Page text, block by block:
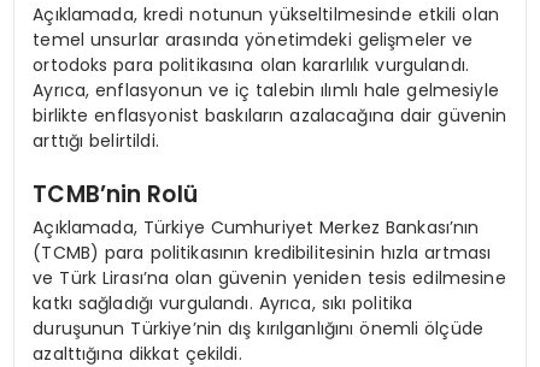
Açıklamada, kredi notunun yükseltilmesinde etkili olan
temel unsurlar arasında yönetimdeki gelişmeler ve
ortodoks para politikasına olan kararlılık vurgulandı.
Ayrıca, enflasyonun ve iç talebin ılımlı hale gelmesiyle
birlikte enflasyonist baskıların azalacağına dair güvenin
arttığı belirtildi.
TCMB’nin Rolü
Açıklamada, Türkiye Cumhuriyet Merkez Bankası’nın
(TCMB) para politikasının kredibilitesinin hızla artması
ve Türk Lirası’na olan güvenin yeniden tesis edilmesine
katkı sağladığı vurgulandı. Ayrıca, sıkı politika
duruşunun Türkiye’nin dış kırılganlığını önemli ölçüde
azalttığına dikkat çekildi.